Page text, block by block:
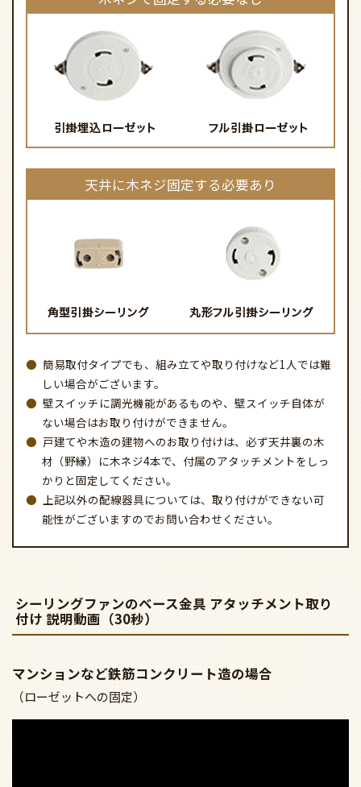
天井に木ネジ固定する必要あり
簡易取付タイプでも、組み立てや取り付けなど1人では難
しい場合がございます。
壁スイッチに調光機能があるものや、壁スイッチ自体が
ない場合はお取り付けができません。
戸建てや木造の建物へのお取り付けは、必ず天井裏の木
材（野縁）に木ネジ4本で、付属のアタッチメントをしっ
かりと固定してください。
上記以外の配線器具については、取り付けができない可
能性がございますのでお問い合わせください。
シーリングファンのベース金具 アタッチメント取り
付け 説明動画（30秒）
マンションなど鉄筋コンクリート造の場合
（ローゼットへの固定）